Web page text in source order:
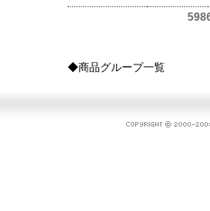
◆商品グループ一覧